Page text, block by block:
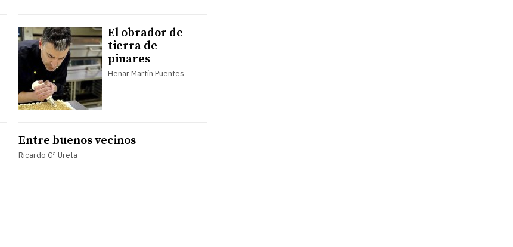
El obrador de
tierra de
pinares
Henar Martín Puentes
Entre buenos vecinos
Ricardo Gª Ureta